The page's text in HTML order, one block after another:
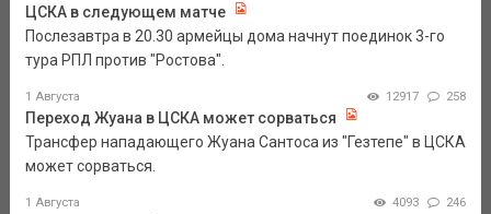
ЦСКА в следующем матче
Послезавтра в 20.30 армейцы дома начнут поединок 3-го
тура РПЛ против "Ростова".
1 Августа 12917 258
Переход Жуана в ЦСКА может сорваться
Трансфер нападающего Жуана Сантоса из "Гезтепе" в ЦСКА
может сорваться.
1 Августа 4093 246